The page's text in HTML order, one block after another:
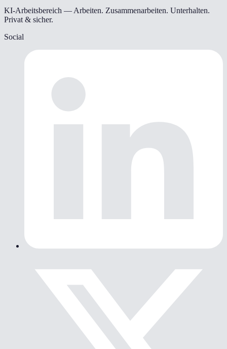
KI-Arbeitsbereich — Arbeiten. Zusammenarbeiten. Unterhalten.
Privat & sicher.
Social